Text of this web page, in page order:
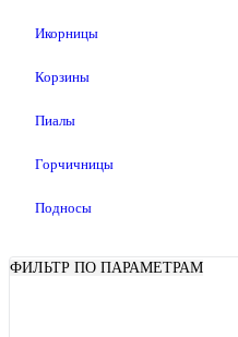
Икорницы
Корзины
Пиалы
Горчичницы
Подносы
ФИЛЬТР ПО ПАРАМЕТРАМ